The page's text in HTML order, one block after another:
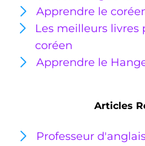
Apprendre le
Les meilleurs livres
coréen
Apprendre le
Articles
Professeur